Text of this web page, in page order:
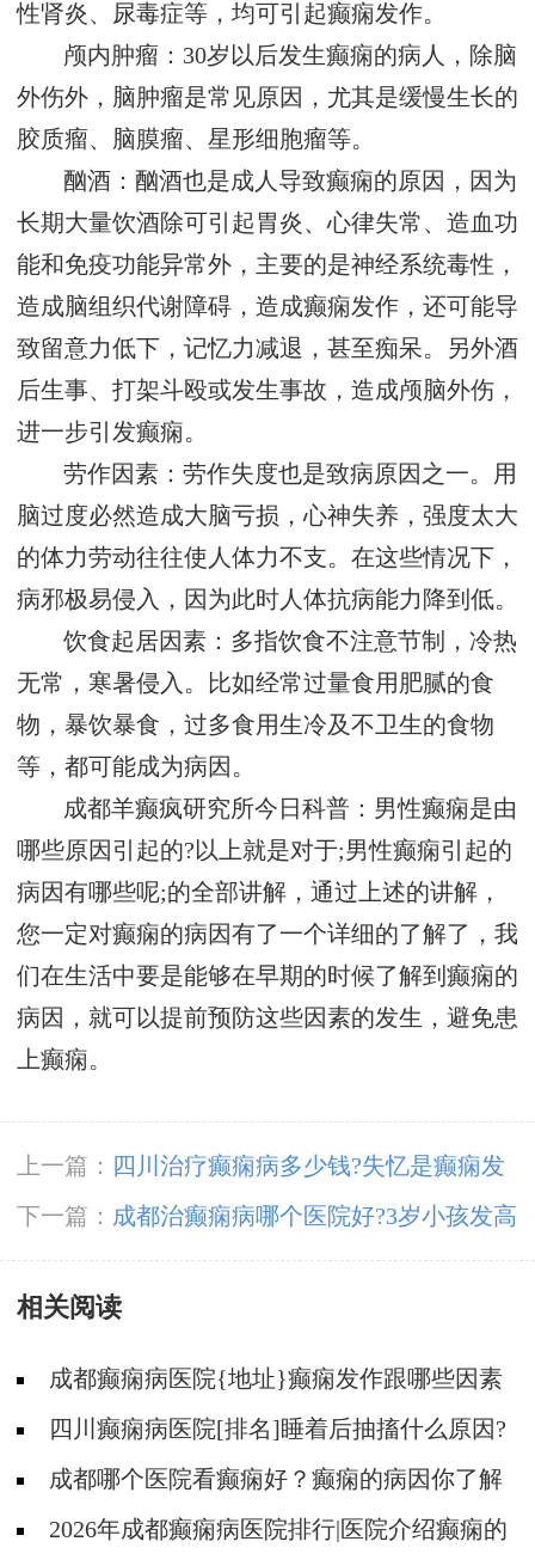
性肾炎、尿毒症等，均可引起癫痫发作。
颅内肿瘤：30岁以后发生癫痫的病人，除脑
外伤外，脑肿瘤是常见原因，尤其是缓慢生长的
胶质瘤、脑膜瘤、星形细胞瘤等。
酗酒：酗酒也是成人导致癫痫的原因，因为
长期大量饮酒除可引起胃炎、心律失常、造血功
能和免疫功能异常外，主要的是神经系统毒性，
造成脑组织代谢障碍，造成癫痫发作，还可能导
致留意力低下，记忆力减退，甚至痴呆。另外酒
后生事、打架斗殴或发生事故，造成颅脑外伤，
进一步引发癫痫。
劳作因素：劳作失度也是致病原因之一。用
脑过度必然造成大脑亏损，心神失养，强度太大
的体力劳动往往使人体力不支。在这些情况下，
病邪极易侵入，因为此时人体抗病能力降到低。
饮食起居因素：多指饮食不注意节制，冷热
无常，寒暑侵入。比如经常过量食用肥腻的食
物，暴饮暴食，过多食用生冷及不卫生的食物
等，都可能成为病因。
成都羊癫疯研究所今日科普：男性癫痫是由
哪些原因引起的?以上就是对于;男性癫痫引起的
病因有哪些呢;的全部讲解，通过上述的讲解，
您一定对癫痫的病因有了一个详细的了解了，我
们在生活中要是能够在早期的时候了解到癫痫的
病因，就可以提前预防这些因素的发生，避免患
上癫痫。
上一篇：
四川治疗癫痫病多少钱?失忆是癫痫发
作导致的吗?
下一篇： 成都治癫痫病哪个医院好?3岁小孩发高
烧抽搐是得了癫痫吗?
相关阅读
成都癫痫病医院{地址}癫痫发作跟哪些因素
有关?四川癫痫病医院[排名]睡着后抽搐什么原因?
成都哪个医院看癫痫好？癫痫的病因你了解
吗?2026年成都癫痫病医院排行|医院介绍癫痫的